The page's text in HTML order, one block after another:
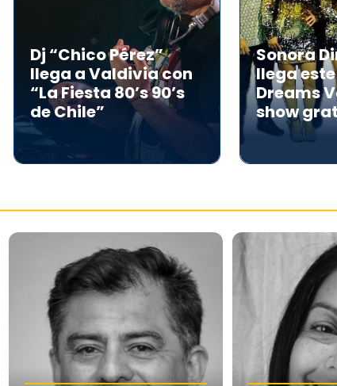
Dj “Chico Pérez”
llega a Valdivia con
“La Fiesta 80’s 90’s
de Chile”
Sonora
llega
Dreams
show